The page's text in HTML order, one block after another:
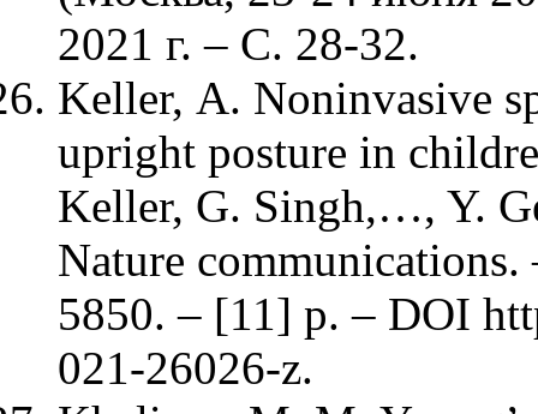
2021 г. – С. 28-32.
Keller, А. Noninvasive
upright posture in
Keller, G. Singh,…, Y.
Nature
5850. – [11] p. – DOI
021-26026-z.